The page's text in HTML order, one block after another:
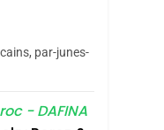
La
par-junes-
- DAFINA